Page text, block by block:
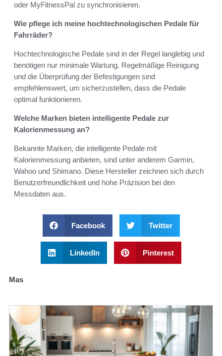
oder MyFitnessPal zu synchronisieren.
Wie pflege ich meine hochtechnologischen Pedale für
Fahrräder?
Hochtechnologische Pedale sind in der Regel langlebig und
benötigen nur minimale Wartung. Regelmäßige Reinigung
und die Überprüfung der Befestigungen sind
empfehlenswert, um sicherzustellen, dass die Pedale
optimal funktionieren.
Welche Marken bieten intelligente Pedale zur
Kalorienmessung an?
Bekannte Marken, die intelligente Pedale mit
Kalorienmessung anbieten, sind unter anderem Garmin,
Wahoo und Shimano. Diese Hersteller zeichnen sich durch
Benutzerfreundlichkeit und hohe Präzision bei den
Messdaten aus.
Facebook Twitter
LinkedIn Pinterest
Mas